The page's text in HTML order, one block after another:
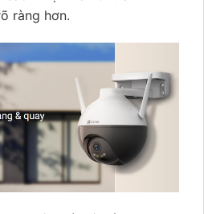
ràng hơn.